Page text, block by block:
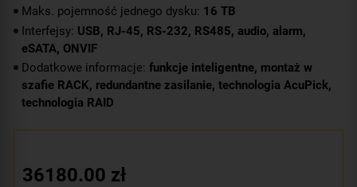
Maks. pojemność jednego dysku: 16 TB
Interfejsy: USB, RJ-45, RS-232, RS485, audio, alarm,
eSATA, ONVIF
Dodatkowe informacje: funkcje inteligentne, montaż w
szafie RACK, redundantne zasilanie, technologia AcuPick,
technologia RAID
36180.00 zł